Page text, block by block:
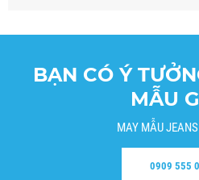
BẠN CÓ Ý
MẪU
MAY MẪU
0909 555